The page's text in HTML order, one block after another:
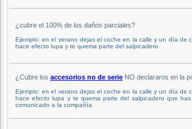
¿cubre el 100% de los daños parciales?
Ejemplo: en el verano dejas el coche en la calle y un día de
hace efecto lupa y te quema parte del salpicadero
¿Cubre los accesorios no de serie NO declararos en la
Ejemplo: en el verano dejas el coche en la calle y un día de
hace efecto lupa y te quema parte del salpicadero que
comunicado a la compañía